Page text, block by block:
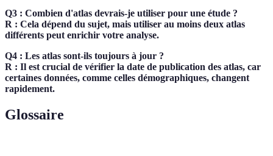
Q3 : Combien d'atlas devrais-je utiliser pour une étude ?
R : Cela dépend du sujet, mais utiliser au moins deux atlas
différents peut enrichir votre analyse.
Q4 : Les atlas sont-ils toujours à jour ?
R : Il est crucial de vérifier la date de publication des atlas, car
certaines données, comme celles démographiques, changent
rapidement.
Glossaire